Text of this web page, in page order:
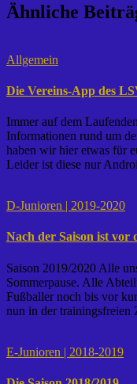
Ähnliche
Allgemein
Die Vereins-App des
Immer auf dem
Informationen rund um
haben wir hier etwas für
Leider ist diese nur
D-Junioren | 2019-2020
Nach der Saison ist vor
Saison 2019/2020 Alle
Sommerpause. Alle
Fußballer noch bis vor
nun in der trainingsfreien
E-Junioren | 2018-2019